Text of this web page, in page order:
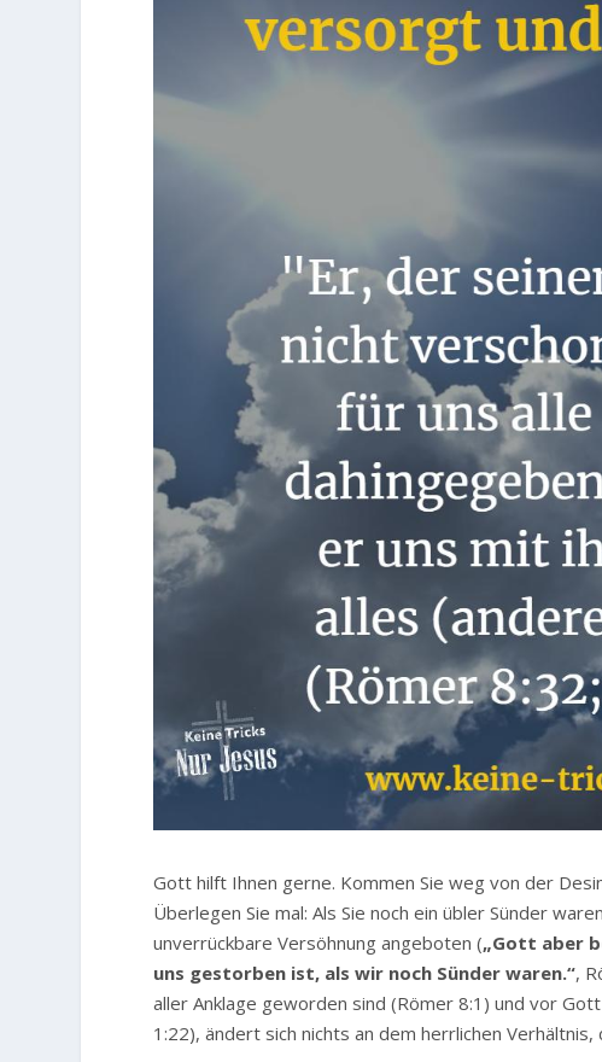
Gott hilft Ihnen gerne. Kommen Sie weg von der
Überlegen Sie mal: Als Sie noch ein übler Sünder
unverrückbare Versöhnung angeboten („Gott aber
uns gestorben ist, als wir noch Sünder waren.“,
aller Anklage geworden sind (Römer 8:1) und vor
1:22), ändert sich nichts an dem herrlichen